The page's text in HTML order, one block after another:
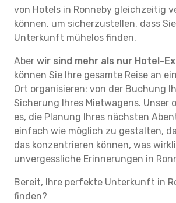
von Hotels in Ronneby gleichzeitig
können, um sicherzustellen, dass
Unterkunft mühelos finden.
Aber wir sind mehr als nur Hotel-
können Sie Ihre gesamte Reise an
Ort organisieren: von der Buchung
Sicherung Ihres Mietwagens. Unser
es, die Planung Ihres nächsten
einfach wie möglich zu gestalten,
das konzentrieren können, was
unvergessliche Erinnerungen in
Bereit, Ihre perfekte Unterkunft in
finden?